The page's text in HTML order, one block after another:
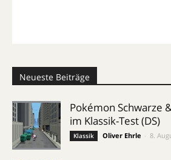
Neueste Beiträge
Pokémon Schwarze
im Klassik-Test (DS)
Klassik Oliver Ehrle 8.